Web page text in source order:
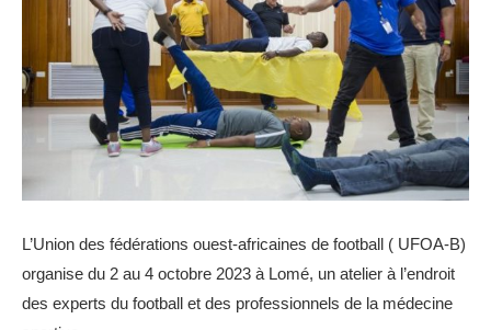
L’Union des fédérations ouest-africaines de football ( UFOA-B)
organise du 2 au 4 octobre 2023 à Lomé, un atelier à l’endroit
des experts du football et des professionnels de la médecine